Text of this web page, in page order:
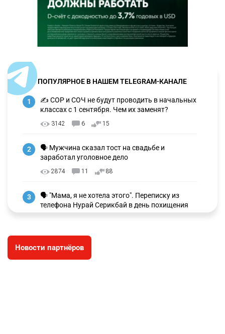
ПОПУЛЯРНОЕ В НАШЕМ TELEGRAM-КАНАЛЕ
1
✍️ СОР и СОЧ не будут проводить в начальных
классах с 1 сентября. Чем их заменят?
3142 6 15
2
🗣 Мужчина сказал тост на свадьбе и
заработал уголовное дело
2874 11 88
3
🗣 "Мама, я не хотела этого". Переписку из
телефона Нурай Серикбай в день похищения
зачитали в суде
⚠️ Доброе утро, друзья! Предлагаем обзор
главных новостей за 4 августа
Новости партнёров